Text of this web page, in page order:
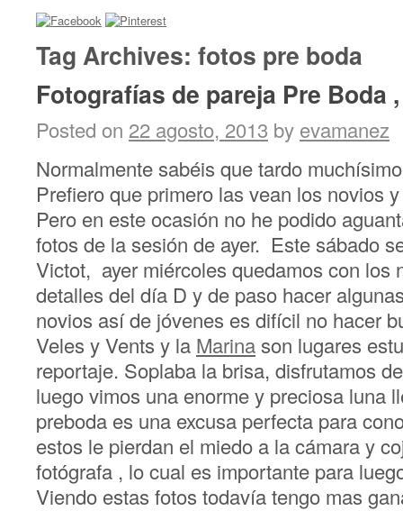
Tag Archives: fotos pre boda
Fotografías de pareja Pre Boda
Posted on 22 agosto, 2013 by evamanez
Normalmente sabéis que tardo
Prefiero que primero las vean los novios
Pero en este ocasión no he podido
fotos de la sesión de ayer. Este sábado
Victot, ayer miércoles quedamos con los
detalles del día D y de paso hacer
novios así de jóvenes es difícil no hacer
Veles y Vents y la Marinason lugares
reportaje. Soplaba la brisa, disfrutamos
luego vimos una enorme y preciosa luna
preboda es una excusa perfecta para
estos le pierdan el miedo a la cámara y
fotógrafa , lo cual es importante para
Viendo estas fotos todavía tengo mas